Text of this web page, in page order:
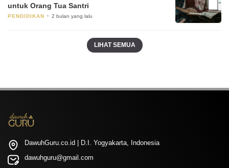
untuk Orang Tua Santri
PENDIDIKAN 2 bulan yang lalu
LIHAT SEMUA
DawuhGuru.co.id | D.I. Yogyakarta, Indonesia
dawuhguru@gmail.com